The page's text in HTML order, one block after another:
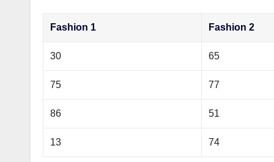
Fashion 1 Fashion 2
30 65
75 77
86 51
13 74